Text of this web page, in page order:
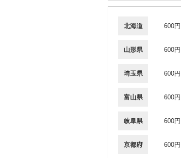
北海道 600円
山形県 600円
埼玉県 600円
富山県 600円
岐阜県 600円
京都府 600円